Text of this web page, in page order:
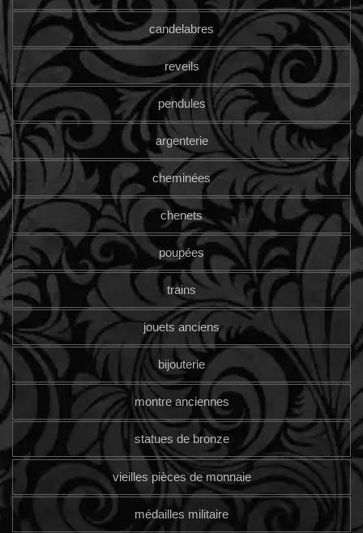
candelabres
reveils
pendules
argenterie
cheminées
chenets
poupées
trains
jouets anciens
bijouterie
montre anciennes
statues de bronze
vieilles pièces de monnaie
médailles militaire